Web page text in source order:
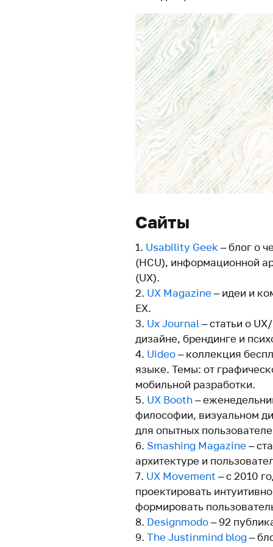
Сайты
Usability Geek – блог о
(HCU), информационной
(UX).
UX Magazine – идеи и
EX.
Ux Journal – статьи о
дизайне, брендинге и
Uideo– коллекция
языке. Темы: от
мобильной разработки.
UX Booth–
философии, визуальном
для опытных
Smashing Magazine –
архитектуре и
UX Movement – c 2010
проектировать
формировать
Designmodo– 92
The Justinmind blog–